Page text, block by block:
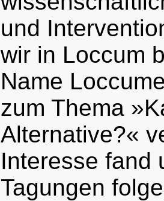
und
wir in Loccum
Name
zum Thema
Alternative?«
Interesse fand
Tagungen